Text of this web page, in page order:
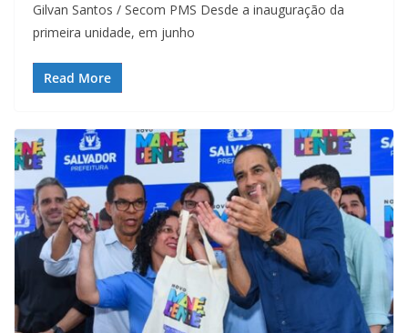
Gilvan Santos / Secom PMS Desde a inauguração da
primeira unidade, em junho
Read More